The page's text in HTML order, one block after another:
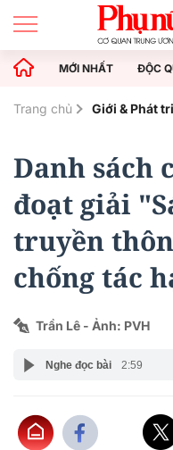
MỚI NHẤT ĐỘC
Trang chủ Giới & Phát
Danh sách
đoạt giải
truyền
chống tác
Trần Lê - Ảnh: PVH
Nghe đọc bài 2:59